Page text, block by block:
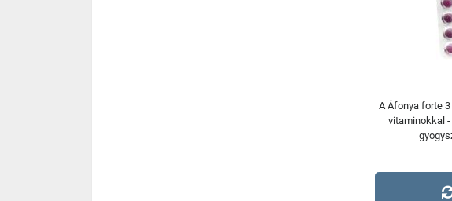
A Áfonya forte
vitaminokkal -